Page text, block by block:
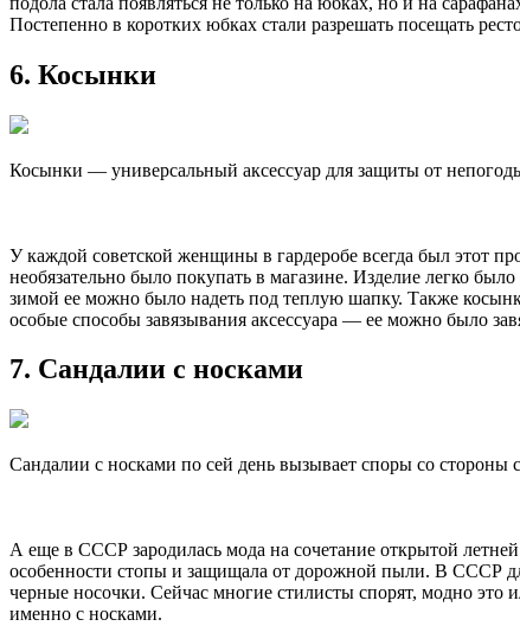
Постепенно в коротких юбках стали разрешать посещать
6. Косынки
Косынки — универсальный аксессуар для защиты от
У каждой советской женщины в гардеробе всегда был этот
необязательно было покупать в магазине. Изделие легко
зимой ее можно было надеть под теплую шапку. Также
особые способы завязывания аксессуара — ее можно было
7. Сандалии с носками
Сандалии с носками по сей день вызывает споры со стороны
А еще в СССР зародилась мода на сочетание открытой
особенности стопы и защищала от дорожной пыли. В СССР
черные носочки. Сейчас многие стилисты спорят, модно
именно с носками.